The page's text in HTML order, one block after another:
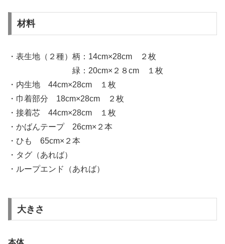
材料
・表生地（２種）柄：14cm×28cm ２枚
緑：20cm×２８cm １枚
・内生地 44cm×28cm １枚
・巾着部分 18cm×28cm ２枚
・接着芯 44cm×28cm １枚
・かばんテープ 26cm×２本
・ひも 65cm×２本
・タグ（あれば）
・ループエンド（あれば）
大きさ
本体